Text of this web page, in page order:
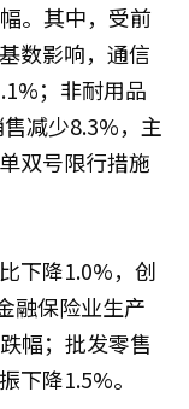
。其中，受前
数影响，通信
；非耐用品
减少8.3%，主
双号限行措施
下降1.0%，创
融保险业生产
幅；批发零售
下降1.5%。